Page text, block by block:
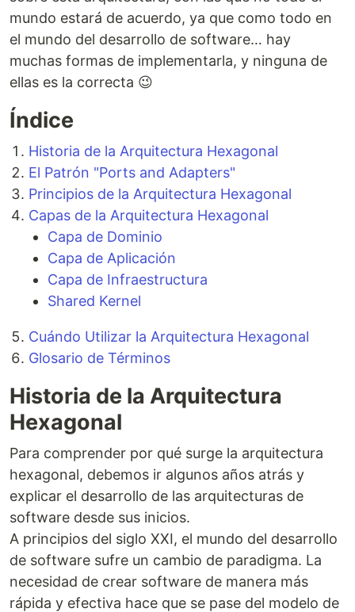
mundo estará de acuerdo, ya que como todo en
el mundo del desarrollo de software… hay
muchas formas de implementarla, y ninguna de
ellas es la correcta 😉
Índice
Historia de la Arquitectura Hexagonal
El Patrón "Ports and Adapters"
Principios de la Arquitectura Hexagonal
Capas de la Arquitectura Hexagonal
Capa de Dominio
Capa de Aplicación
Capa de Infraestructura
Shared Kernel
Cuándo Utilizar la Arquitectura Hexagonal
Glosario de Términos
Historia de la Arquitectura
Hexagonal
Para comprender por qué surge la arquitectura
hexagonal, debemos ir algunos años atrás y
explicar el desarrollo de las arquitecturas de
software desde sus inicios.
A principios del siglo XXI, el mundo del desarrollo
de software sufre un cambio de paradigma. La
necesidad de crear software de manera más
rápida y efectiva hace que se pase del modelo de